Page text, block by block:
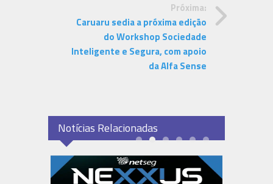
Próxima:
Caruaru sedia a próxima edição
do Workshop Sociedade
Inteligente e Segura, com apoio
da Alfa Sense
Notícias Relacionadas